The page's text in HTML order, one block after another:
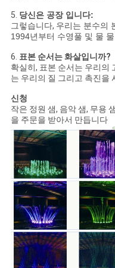
5. 당신은 공장 입니다:
그렇습니다, 우리는 분수의
1994년부터 수영풀 및 물
6. 표본 순서는 화살입니까?
확실히, 표본 순서는 우리의
는 우리의 질 그리고 촉진을
신청
작은 정원 샘, 음악 샘, 무용
을 주문을 받아서 만듭니다